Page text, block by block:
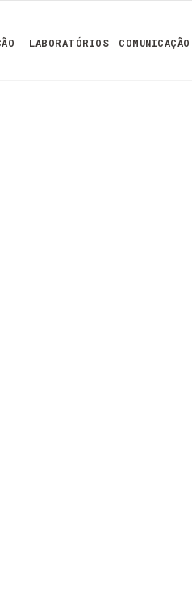
LABORATÓRIOS COMUNICAÇÃO